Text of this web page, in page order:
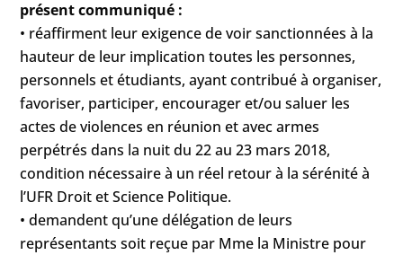
présent communiqué :
• réaffirment leur exigence de voir sanctionnées à la
hauteur de leur implication toutes les personnes,
personnels et étudiants, ayant contribué à organiser,
favoriser, participer, encourager et/ou saluer les
actes de violences en réunion et avec armes
perpétrés dans la nuit du 22 au 23 mars 2018,
condition nécessaire à un réel retour à la sérénité à
l’UFR Droit et Science Politique.
• demandent qu’une délégation de leurs
représentants soit reçue par Mme la Ministre pour